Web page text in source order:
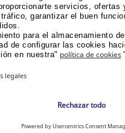
gama fiable, versátil
de juntas, un